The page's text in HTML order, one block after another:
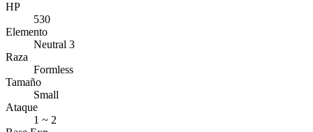
HP
530
Elemento
Neutral 3
Raza
Formless
Tamaño
Small
Ataque
1 ~ 2